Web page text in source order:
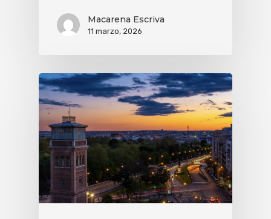
Macarena Escriva
11 marzo, 2026